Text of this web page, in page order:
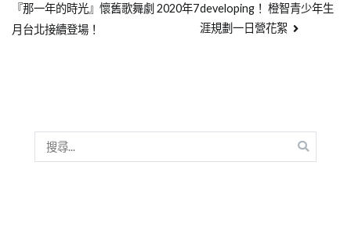
『那一年的時光』懷舊歌舞劇 2020年7
月台北接續登場！
developing！ 橙智青少年生
涯規劃一日營花絮